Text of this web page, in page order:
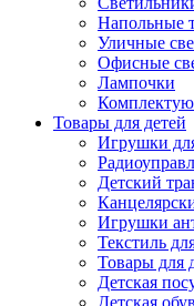
Напольные
Уличные
Офисные
Лампочки
Товары для детей
Игрушки
Детский
Игрушки
Текстиль
Товары для
Детская
Детская